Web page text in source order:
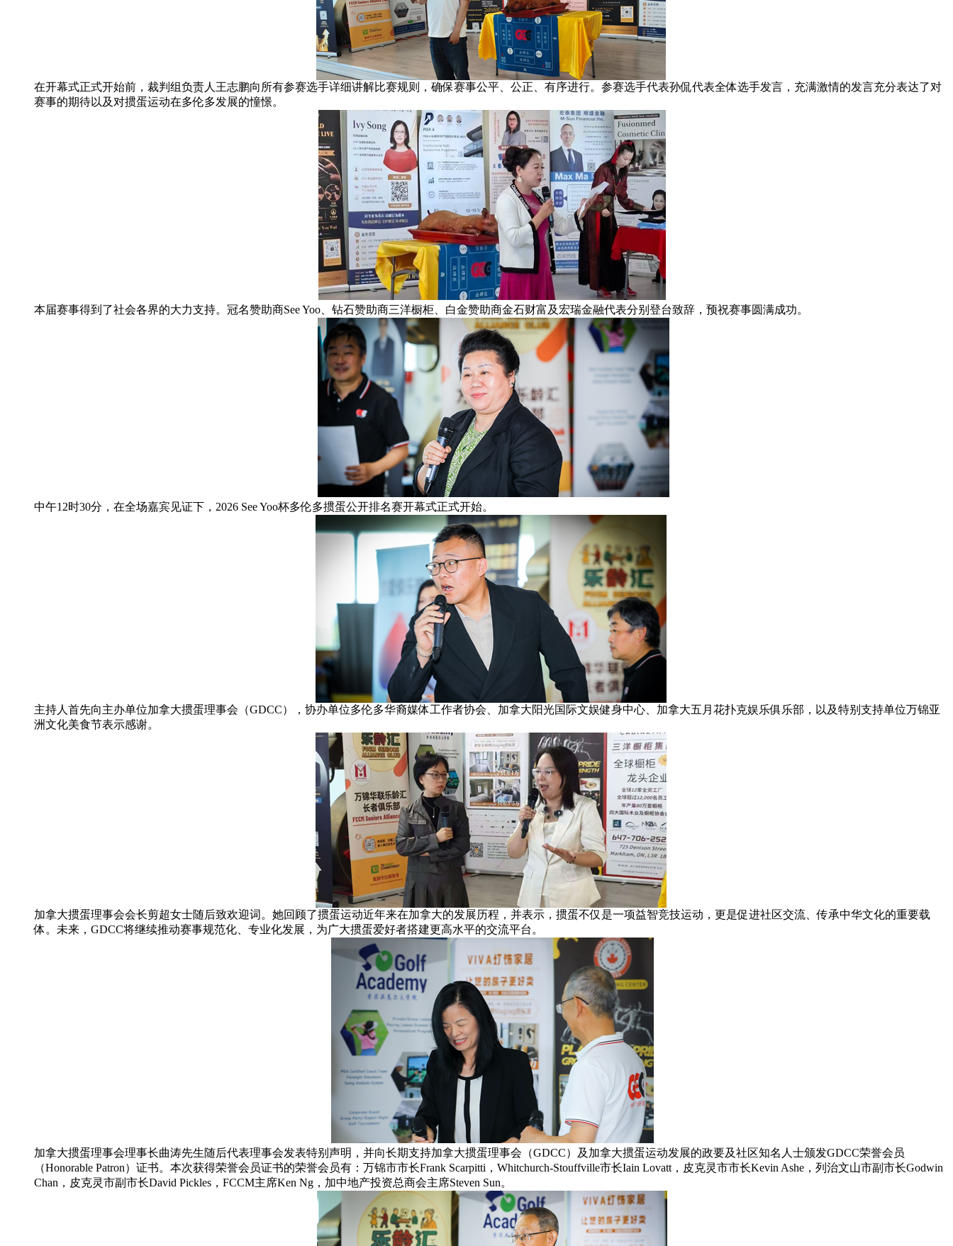
在开幕式正式开始前，裁判组负责人王志鹏向所有参赛选手详细讲解比赛规则，确保赛事公平、公正、有序进行。参赛选手代表孙侃代表全体选手发言，充满激情的发言充分表达了对
赛事的期待以及对掼蛋运动在多伦多发展的憧憬。
本届赛事得到了社会各界的大力支持。冠名赞助商See Yoo、钻石赞助商三洋橱柜、白金赞助商金石财富及宏瑞金融代表分别登台致辞，预祝赛事圆满成功。
中午12时30分，在全场嘉宾见证下，2026 See Yoo杯多伦多掼蛋公开排名赛开幕式正式开始。
主持人首先向主办单位加拿大掼蛋理事会（GDCC），协办单位多伦多华裔媒体工作者协会、加拿大阳光国际文娱健身中心、加拿大五月花扑克娱乐俱乐部，以及特别支持单位万锦亚
洲文化美食节表示感谢。
加拿大掼蛋理事会会长剪超女士随后致欢迎词。她回顾了掼蛋运动近年来在加拿大的发展历程，并表示，掼蛋不仅是一项益智竞技运动，更是促进社区交流、传承中华文化的重要载
体。未来，GDCC将继续推动赛事规范化、专业化发展，为广大掼蛋爱好者搭建更高水平的交流平台。
加拿大掼蛋理事会理事长曲涛先生随后代表理事会发表特别声明，并向长期支持加拿大掼蛋理事会（GDCC）及加拿大掼蛋运动发展的政要及社区知名人士颁发GDCC荣誉会员
（Honorable Patron）证书。本次获得荣誉会员证书的荣誉会员有：万锦市市长Frank Scarpitti，Whitchurch-Stouffville市长Iain Lovatt，皮克灵市市长Kevin Ashe，列治文山市副市长Godwin
Chan，皮克灵市副市长David Pickles，FCCM主席Ken Ng，加中地产投资总商会主席Steven Sun。